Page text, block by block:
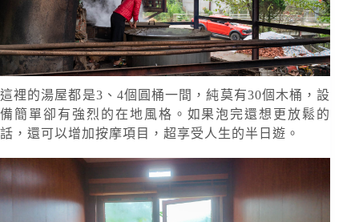
這裡的湯屋都是3、4個圓桶一間，純莫有30個木桶，設
備簡單卻有強烈的在地風格。如果泡完還想更放鬆的
話，還可以增加按摩項目，超享受人生的半日遊。